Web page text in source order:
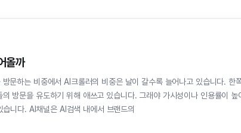
올까
문하는 비중에서 AI크롤러의 비중은 날이 갈수록 늘어나고 있습니다. 한
방문을 유도하기 위해 애쓰고 있습니다. 그래야 가시성이나 인용률이 높
하고 있습니다. AI채널은 AI검색 내에서 브랜드의